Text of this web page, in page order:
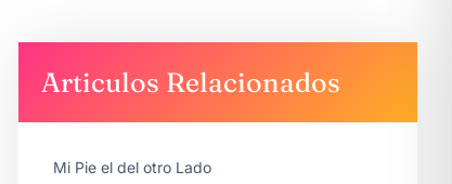
Articulos Relacionados
Mi Pie el del otro Lado